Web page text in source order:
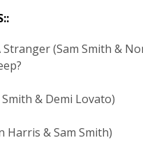
Stranger (Sam Smith &
Smith & Demi Lovato)
Harris & Sam Smith)